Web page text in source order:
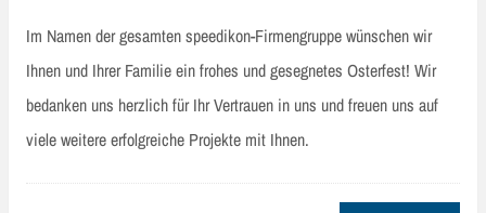
Im Namen der gesamten speedikon-Firmengruppe wünschen wir
Ihnen und Ihrer Familie ein frohes und gesegnetes Osterfest! Wir
bedanken uns herzlich für Ihr Vertrauen in uns und freuen uns auf
viele weitere erfolgreiche Projekte mit Ihnen.